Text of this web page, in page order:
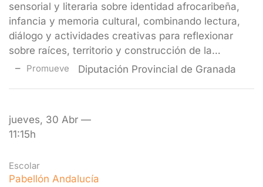
sensorial y literaria sobre identidad afrocaribeña,
infancia y memoria cultural, combinando lectura,
diálogo y actividades creativas para reflexionar
sobre raíces, territorio y construcción de la…
Promueve Diputación Provincial de Granada
jueves, 30 Abr —
11:15h
Escolar
Pabellón Andalucía